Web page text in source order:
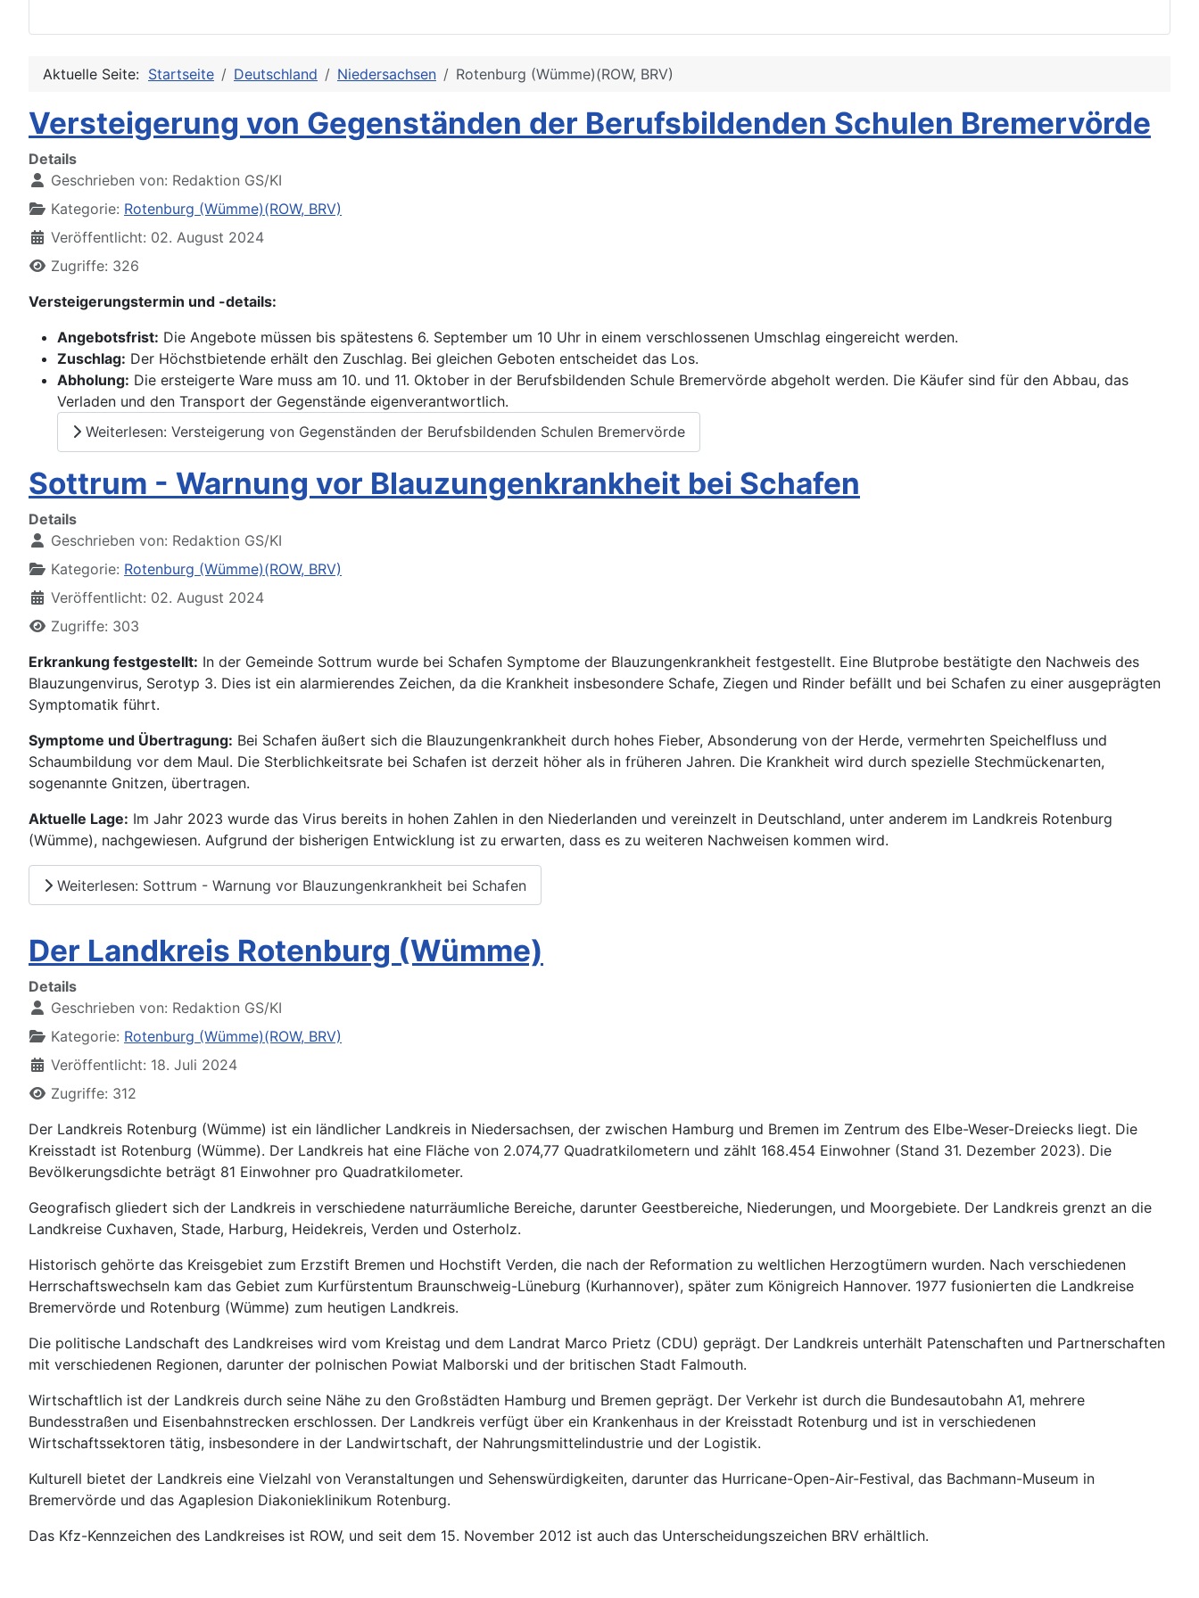
Aktuelle Seite: Startseite Deutschland Niedersachsen Rotenburg (Wümme)(ROW, BRV)
Versteigerung von Gegenständen der Berufsbildenden Schulen Bremervörde
Details
Geschrieben von: Redaktion GS/KI
Kategorie: Rotenburg (Wümme)(ROW, BRV)
Veröffentlicht: 02. August 2024
Zugriffe: 326
Versteigerungstermin und -details:
Angebotsfrist: Die Angebote müssen bis spätestens 6. September um 10 Uhr in einem verschlossenen Umschlag eingereicht werden.
Zuschlag: Der Höchstbietende erhält den Zuschlag. Bei gleichen Geboten entscheidet das Los.
Abholung: Die ersteigerte Ware muss am 10. und 11. Oktober in der Berufsbildenden Schule Bremervörde abgeholt werden. Die Käufer sind für den Abbau, das
Verladen und den Transport der Gegenstände eigenverantwortlich.
Weiterlesen: Versteigerung von Gegenständen der Berufsbildenden Schulen Bremervörde
Sottrum - Warnung vor Blauzungenkrankheit bei Schafen
Details
Geschrieben von: Redaktion GS/KI
Kategorie: Rotenburg (Wümme)(ROW, BRV)
Veröffentlicht: 02. August 2024
Zugriffe: 303
Erkrankung festgestellt: In der Gemeinde Sottrum wurde bei Schafen Symptome der Blauzungenkrankheit festgestellt. Eine Blutprobe bestätigte den Nachweis des
Blauzungenvirus, Serotyp 3. Dies ist ein alarmierendes Zeichen, da die Krankheit insbesondere Schafe, Ziegen und Rinder befällt und bei Schafen zu einer ausgeprägten
Symptomatik führt.
Symptome und Übertragung: Bei Schafen äußert sich die Blauzungenkrankheit durch hohes Fieber, Absonderung von der Herde, vermehrten Speichelfluss und
Schaumbildung vor dem Maul. Die Sterblichkeitsrate bei Schafen ist derzeit höher als in früheren Jahren. Die Krankheit wird durch spezielle Stechmückenarten,
sogenannte Gnitzen, übertragen.
Aktuelle Lage: Im Jahr 2023 wurde das Virus bereits in hohen Zahlen in den Niederlanden und vereinzelt in Deutschland, unter anderem im Landkreis Rotenburg
(Wümme), nachgewiesen. Aufgrund der bisherigen Entwicklung ist zu erwarten, dass es zu weiteren Nachweisen kommen wird.
Weiterlesen: Sottrum - Warnung vor Blauzungenkrankheit bei Schafen
Der Landkreis Rotenburg (Wümme)
Details
Geschrieben von: Redaktion GS/KI
Kategorie: Rotenburg (Wümme)(ROW, BRV)
Veröffentlicht: 18. Juli 2024
Zugriffe: 312
Der Landkreis Rotenburg (Wümme) ist ein ländlicher Landkreis in Niedersachsen, der zwischen Hamburg und Bremen im Zentrum des Elbe-Weser-Dreiecks liegt. Die
Kreisstadt ist Rotenburg (Wümme). Der Landkreis hat eine Fläche von 2.074,77 Quadratkilometern und zählt 168.454 Einwohner (Stand 31. Dezember 2023). Die
Bevölkerungsdichte beträgt 81 Einwohner pro Quadratkilometer.
Geografisch gliedert sich der Landkreis in verschiedene naturräumliche Bereiche, darunter Geestbereiche, Niederungen, und Moorgebiete. Der Landkreis grenzt an die
Landkreise Cuxhaven, Stade, Harburg, Heidekreis, Verden und Osterholz.
Historisch gehörte das Kreisgebiet zum Erzstift Bremen und Hochstift Verden, die nach der Reformation zu weltlichen Herzogtümern wurden. Nach verschiedenen
Herrschaftswechseln kam das Gebiet zum Kurfürstentum Braunschweig-Lüneburg (Kurhannover), später zum Königreich Hannover. 1977 fusionierten die Landkreise
Bremervörde und Rotenburg (Wümme) zum heutigen Landkreis.
Die politische Landschaft des Landkreises wird vom Kreistag und dem Landrat Marco Prietz (CDU) geprägt. Der Landkreis unterhält Patenschaften und Partnerschaften
mit verschiedenen Regionen, darunter der polnischen Powiat Malborski und der britischen Stadt Falmouth.
Wirtschaftlich ist der Landkreis durch seine Nähe zu den Großstädten Hamburg und Bremen geprägt. Der Verkehr ist durch die Bundesautobahn A1, mehrere
Bundesstraßen und Eisenbahnstrecken erschlossen. Der Landkreis verfügt über ein Krankenhaus in der Kreisstadt Rotenburg und ist in verschiedenen
Wirtschaftssektoren tätig, insbesondere in der Landwirtschaft, der Nahrungsmittelindustrie und der Logistik.
Kulturell bietet der Landkreis eine Vielzahl von Veranstaltungen und Sehenswürdigkeiten, darunter das Hurricane-Open-Air-Festival, das Bachmann-Museum in
Bremervörde und das Agaplesion Diakonieklinikum Rotenburg.
Das Kfz-Kennzeichen des Landkreises ist ROW, und seit dem 15. November 2012 ist auch das Unterscheidungszeichen BRV erhältlich.